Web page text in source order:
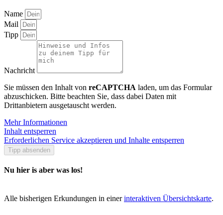
Name
Mail
Tipp
Nachricht
Sie müssen den Inhalt von reCAPTCHA laden, um das Formular
abzuschicken. Bitte beachten Sie, dass dabei Daten mit
Drittanbietern ausgetauscht werden.
Mehr Informationen
Inhalt entsperren
Erforderlichen Service akzeptieren und Inhalte entsperren
Tipp absenden
Nu hier is aber was los!
Alle bisherigen Erkundungen in einerinteraktiven Übersichtskarte.